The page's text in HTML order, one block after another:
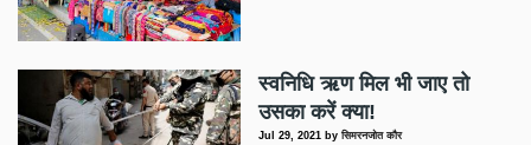
स्वनिधि ऋण मिल भी जाए तो
उसका करें क्या!
Jul 29, 2021 byसिमरनजोत कौर